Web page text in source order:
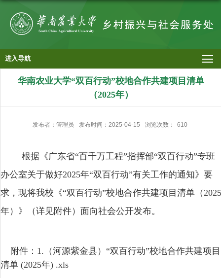
进入导航
华南农业大学“双百行动”校地合作共建项目清单
（2025年）
发布者：管理员 发布时间：2025-04-15 浏览次数： 610
根据 《广东省“百千万工程”指挥部“双百行动”专班
办公室关于做好2025年“双百行动”有关工作的通知》 要
求，现将我校 《“双百行动”校地合作共建项目清单（2025
年） 》（详见附件）面向社会公开发布。
附件：1. （河源紫金县）“双百行动”校地合作共建项目
清单 (2025年) .xls